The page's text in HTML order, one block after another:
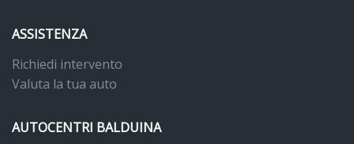
ASSISTENZA
Richiedi intervento
Valuta la tua auto
AUTOCENTRI BALDUINA